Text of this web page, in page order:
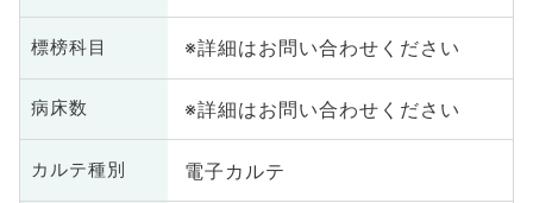
標榜科目 ※詳細はお問い合わせください
病床数 ※詳細はお問い合わせください
カルテ種別 電子カルテ